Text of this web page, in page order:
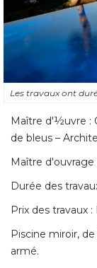
Les travaux ont
Maître d'½uvre :
de bleus –
Maître d'ouvrage
Durée des
Prix des travaux :
Piscine miroir,
armé.